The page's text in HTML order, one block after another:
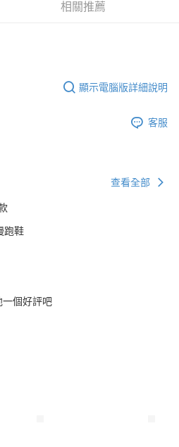
相關推薦
顯示電腦版詳細說明
客服
查看全部
跑鞋
個好評吧